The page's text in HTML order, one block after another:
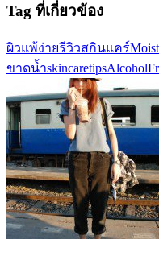
Tag ที่เกี่ยวข้อง
ผิวแพ้ง่ายรีวิวสกินแคร์
ขาดน้ำskincaretips